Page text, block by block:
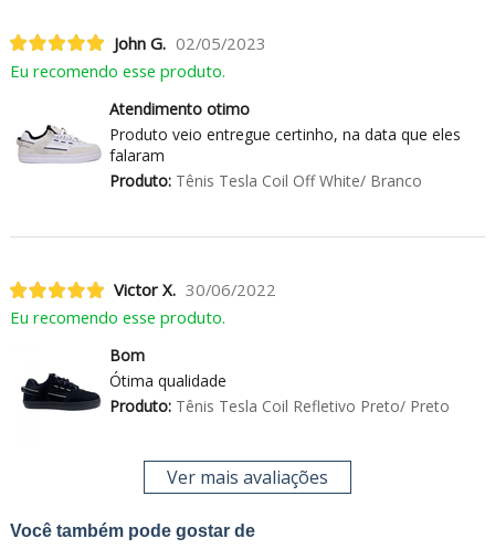
John G. 02/05/2023
Eu recomendo esse produto.
Atendimento otimo
Produto veio entregue certinho, na data que eles
falaram
Produto:Tênis Tesla Coil Off White/ Branco
Victor X. 30/06/2022
Eu recomendo esse produto.
Bom
Ótima qualidade
Produto:Tênis Tesla Coil Refletivo Preto/ Preto
Ver mais avaliações
Você também pode gostar de